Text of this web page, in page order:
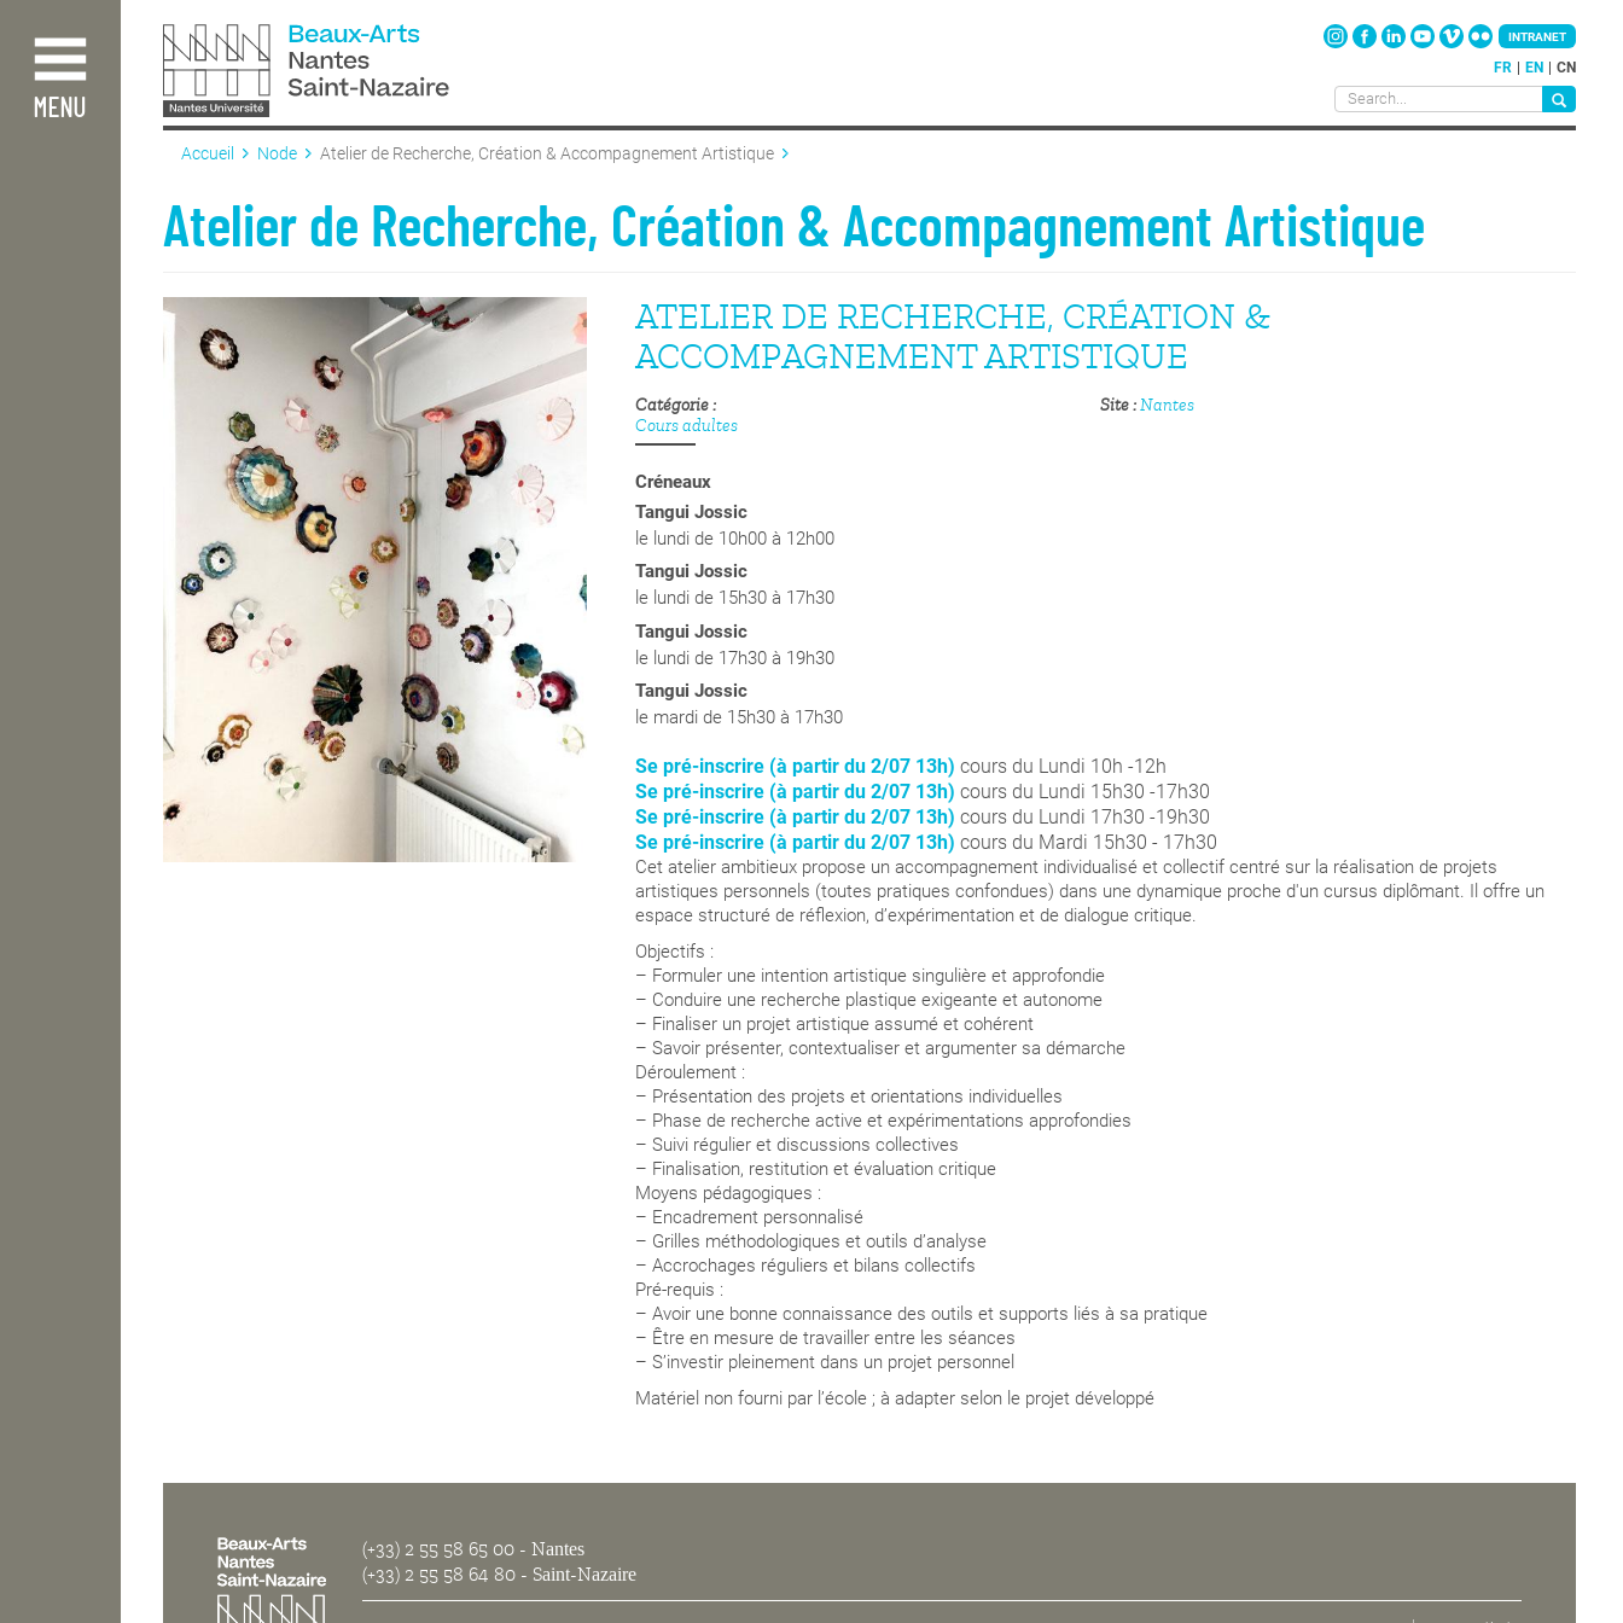
contenu
principal
MENU
FR EN CN
INTRANET
Accueil Node Atelier de Recherche, Création & Accompagnement Artistique
Atelier de Recherche, Création & Accompagnement Artistique
ATELIER DE RECHERCHE, CRÉATION &
ACCOMPAGNEMENT ARTISTIQUE
Catégorie
Cours adultes
Site Nantes
Créneaux
Tangui Jossic
le lundi de 10h00 à 12h00
Tangui Jossic
le lundi de 15h30 à 17h30
Tangui Jossic
le lundi de 17h30 à 19h30
Tangui Jossic
le mardi de 15h30 à 17h30
Se pré-inscrire (à partir du 2/07 13h) cours du Lundi 10h -12h
Se pré-inscrire (à partir du 2/07 13h) cours du Lundi 15h30 -17h30
Se pré-inscrire (à partir du 2/07 13h) cours du Lundi 17h30 -19h30
Se pré-inscrire (à partir du 2/07 13h) cours du Mardi 15h30 - 17h30
Cet atelier ambitieux propose un accompagnement individualisé et collectif centré sur la réalisation de projets
artistiques personnels (toutes pratiques confondues) dans une dynamique proche d'un cursus diplômant. Il offre un
espace structuré de réflexion, d’expérimentation et de dialogue critique.
Objectifs :
– Formuler une intention artistique singulière et approfondie
– Conduire une recherche plastique exigeante et autonome
– Finaliser un projet artistique assumé et cohérent
– Savoir présenter, contextualiser et argumenter sa démarche
Déroulement :
– Présentation des projets et orientations individuelles
– Phase de recherche active et expérimentations approfondies
– Suivi régulier et discussions collectives
– Finalisation, restitution et évaluation critique
Moyens pédagogiques :
– Encadrement personnalisé
– Grilles méthodologiques et outils d’analyse
– Accrochages réguliers et bilans collectifs
Pré-requis :
– Avoir une bonne connaissance des outils et supports liés à sa pratique
– Être en mesure de travailler entre les séances
– S’investir pleinement dans un projet personnel
Matériel non fourni par l’école ; à adapter selon le projet développé
(+33) 2 55 58 65 00 - Nantes
(+33) 2 55 58 64 80 - Saint-Nazaire